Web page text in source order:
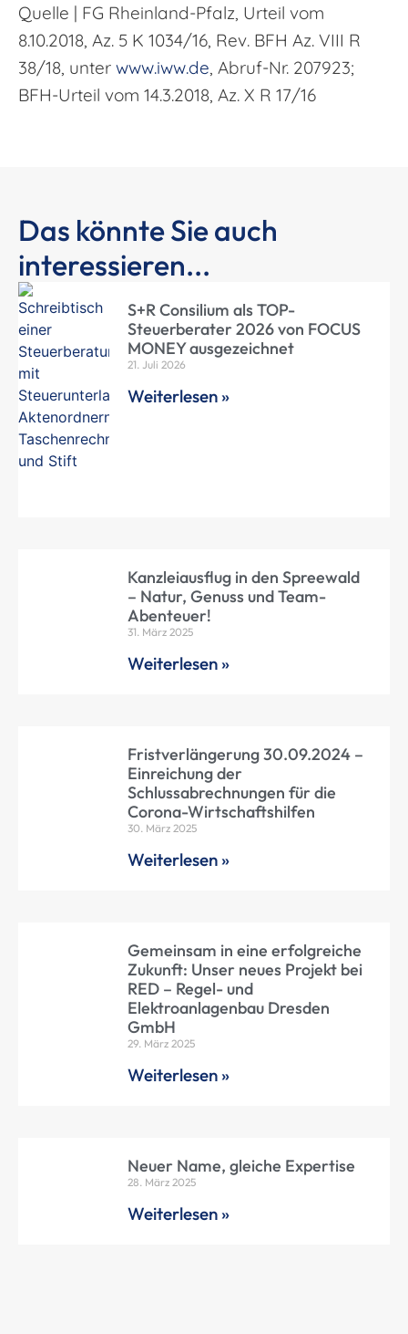
Quelle | FG Rheinland-Pfalz, Urteil vom
8.10.2018, Az. 5 K 1034/16, Rev. BFH Az. VIII R
38/18, unter www.iww.de , Abruf-Nr. 207923;
BFH-Urteil vom 14.3.2018, Az. X R 17/16
Das könnte Sie auch
interessieren...
S+R Consilium als TOP-
Steuerberater 2026 von FOCUS
MONEY ausgezeichnet
21. Juli 2026
Weiterlesen »
Kanzleiausflug in den Spreewald
– Natur, Genuss und Team-
Abenteuer!
31. März 2025
Weiterlesen »
Fristverlängerung 30.09.2024 –
Einreichung der
Schlussabrechnungen für die
Corona-Wirtschaftshilfen
30. März 2025
Weiterlesen »
Gemeinsam in eine erfolgreiche
Zukunft: Unser neues Projekt bei
RED – Regel- und
Elektroanlagenbau Dresden
GmbH
29. März 2025
Weiterlesen »
Neuer Name, gleiche Expertise
28. März 2025
Weiterlesen »